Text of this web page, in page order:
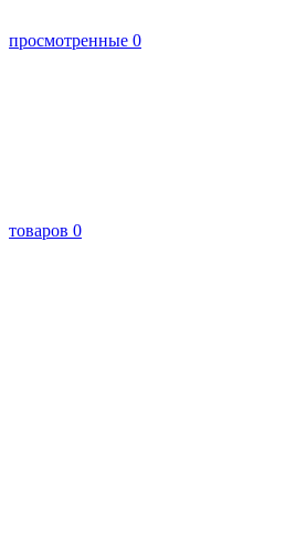
просмотренные 0
товаров 0